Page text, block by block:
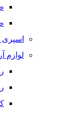
لوازم